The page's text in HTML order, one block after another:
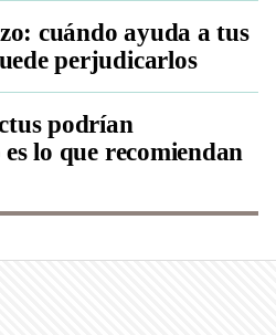
cuándo ayuda a tus
perjudicarlos
podrían
lo que recomiendan